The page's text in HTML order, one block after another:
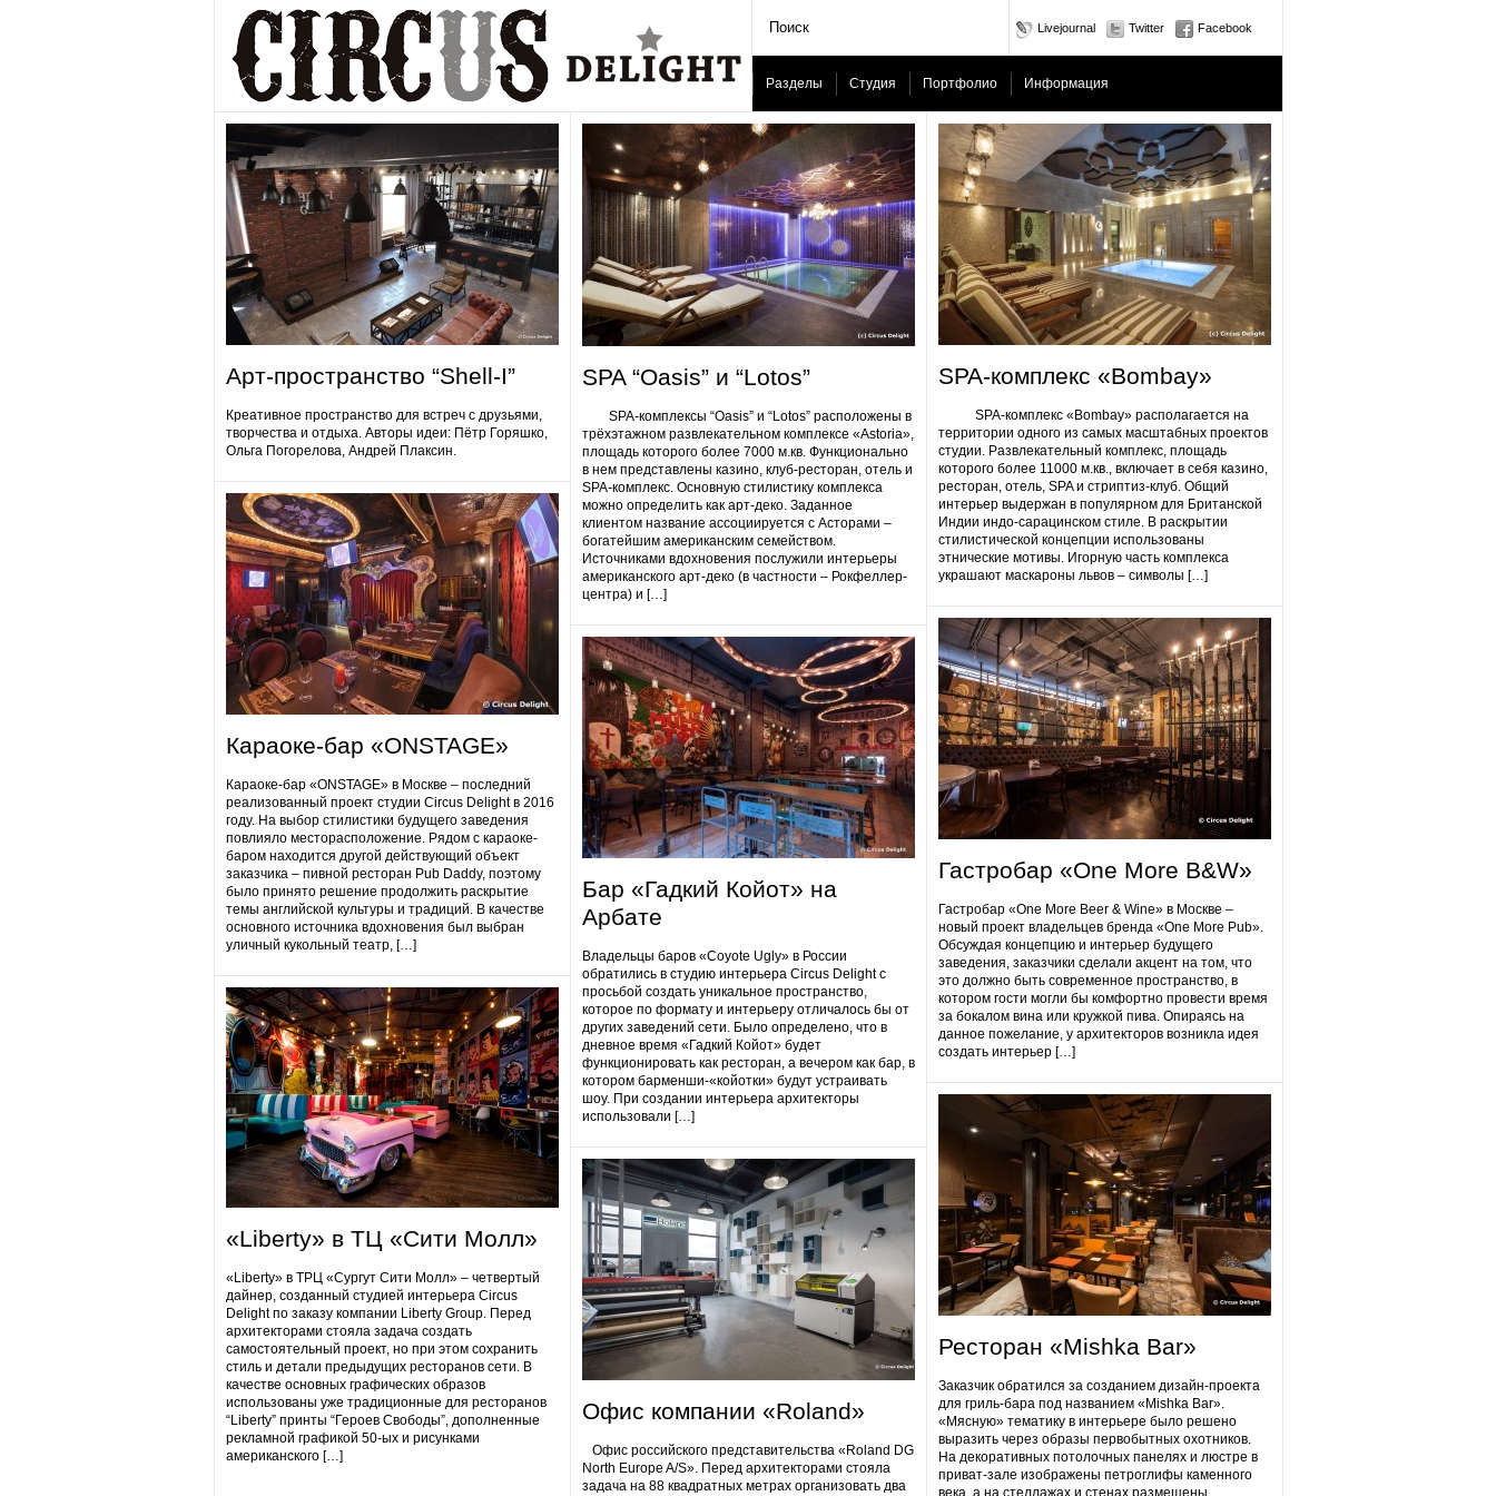
Livejournal Twitter Facebook
Разделы Студия Портфолио Информация
Арт-пространство “Shell-I”
Креативное пространство для встреч с друзьями,
творчества и отдыха. Авторы идеи: Пётр Горяшко,
Ольга Погорелова, Андрей Плаксин.
Караоке-бар «ONSTAGE»
Караоке-бар «ONSTAGE» в Москве – последний
реализованный проект студии Circus Delight в 2016
году. На выбор стилистики будущего заведения
повлияло месторасположение. Рядом с караоке-
баром находится другой действующий объект
заказчика – пивной ресторан Pub Daddy​, поэтому
было принято решение продолжить раскрытие
темы английской культуры и традиций. В качестве
основного источника вдохновения был выбран
уличный кукольный театр, […]
«Liberty» в ТЦ «Сити Молл»
«Liberty» в ТРЦ «Сургут Сити Молл» – четвертый
дайнер, созданный студией интерьера Circus
Delight по заказу компании Liberty Group. Перед
архитекторами стояла задача создать
самостоятельный проект, но при этом сохранить
стиль и детали предыдущих ресторанов сети. В
качестве основных графических образов
использованы уже традиционные для ресторанов
“Liberty” принты “Героев Свободы”, дополненные
рекламной графикой 50-ых и рисунками
американского […]
SPA “Oasis” и “Lotos”
SPA-комплексы “Oasis” и “Lotos” расположены в
трёхэтажном развлекательном комплексе «Astoria»,
площадь которого более 7000 м.кв. Функционально
в нем представлены казино, клуб-ресторан, отель и
SPA-комплекс. Основную стилистику комплекса
можно определить как арт-деко. Заданное
клиентом название ассоциируется с Асторами –
богатейшим американским семейством.
Источниками вдохновения послужили интерьеры
американского арт-деко (в частности – Рокфеллер-
центра) и […]
Бар «Гадкий Койот» на
Арбате
Владельцы баров «Coyote Ugly» в России
обратились в студию интерьера Circus Delight с
просьбой создать уникальное пространство,
которое по формату и интерьеру отличалось бы от
других заведений сети. Было определено, что в
дневное время «Гадкий Койот» будет
функционировать как ресторан, а вечером как бар, в
котором барменши-«койотки» будут устраивать
шоу. При создании интерьера архитекторы
использовали […]
Офис компании «Roland»
Офис российского представительства «Roland DG
North Europe A/S». Перед архитекторами стояла
задача на 88 квадратных метрах организовать два
SPA-комплекс «Bombay»
SPA-комплекс «Bombay» располагается на
территории одного из самых масштабных проектов
студии. Развлекательный комплекс, площадь
которого более 11000 м.кв., включает в себя казино,
ресторан, отель, SPA и стриптиз-клуб. Общий
интерьер выдержан в популярном для Британской
Индии индо-сарацинском стиле. В раскрытии
стилистической концепции использованы
этнические мотивы. Игорную часть комплекса
украшают маскароны львов – символы […]
Гастробap «One More B&W»
Гастробap «One More Beer & Wine» в Москве –
новый проект владельцев бренда «One More Pub».
Обсуждая концепцию и интерьер будущего
заведения, заказчики сделали акцент на том, что
это должно быть современное пространство, в
котором гости могли бы комфортно провести время
за бокалом вина или кружкой пива. Опираясь на
данное пожелание, у архитекторов возникла идея
создать интерьер […]
Ресторан «Mishka Bar»
Заказчик обратился за созданием дизайн-проекта
для гриль-бара под названием «Mishka Bar».
«Мясную» тематику в интерьере было решено
выразить через образы первобытных охотников.
На декоративных потолочных панелях и люстре в
приват-зале изображены петроглифы каменного
века, а на стеллажах и стенах размещены